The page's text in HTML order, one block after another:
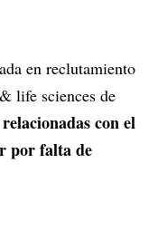
en reclutamiento
life sciences de
con el
por falta de